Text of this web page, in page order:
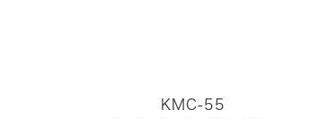
KMC-55